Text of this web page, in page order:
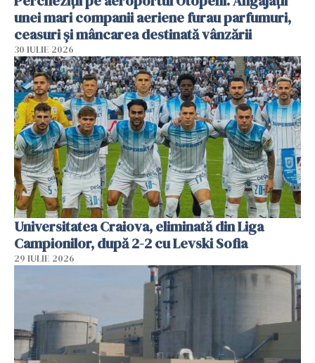
unei mari companii aeriene furau parfumuri,
ceasuri și mâncarea destinată vânzării
30 IULIE 2026
Universitatea Craiova, eliminată din Liga
Campionilor, după 2-2 cu Levski Sofia
29 IULIE 2026